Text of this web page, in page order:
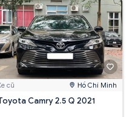
cũ Hồ Chí Minh
Camry 2.5 Q 2021